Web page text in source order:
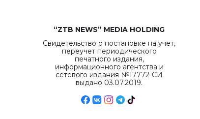
“ZTB NEWS” MEDIA HOLDING
Свидетельство о постановке на учет,
переучет периодического
печатного издания,
информационного агентства и
сетевого издания №17772-СИ
выдано 03.07.2019.